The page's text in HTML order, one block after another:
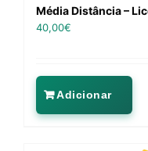
Média Distância –
40,00€
Adicionar